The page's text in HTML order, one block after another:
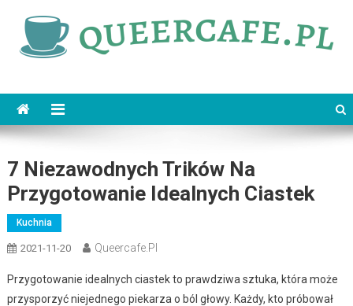
content
7 Niezawodnych Trików Na
Przygotowanie Idealnych Ciastek
Kuchnia
2021-11-20 Queercafe.pl
Przygotowanie idealnych ciastek to prawdziwa sztuka, która może
przysporzyć niejednego piekarza o ból głowy. Każdy, kto próbował